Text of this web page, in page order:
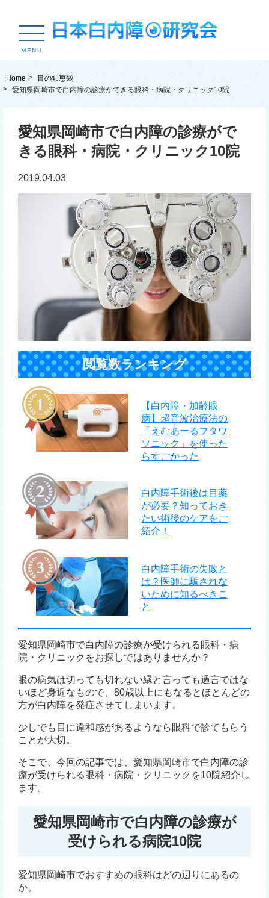
MENU
Home
目の知恵袋
愛知県岡崎市で白内障の診療ができる眼科・病院・クリニック10院
愛知県岡崎市で白内障の診療がで
きる眼科・病院・クリニック10院
2019.04.03
閲覧数ランキング
【白内障・加齢眼
病】超音波治療法の
「えむあーるフタワ
ソニック」を使った
らすごかった
白内障手術後は目薬
が必要？知っておき
たい術後のケアをご
紹介！
白内障手術の失敗と
は？医師に騙されな
いために知るべきこ
と
愛知県岡崎市で白内障の診療が受けられる眼科・病
院・クリニックをお探しではありませんか？
眼の病気は切っても切れない縁と言っても過言ではな
いほど身近なもので、80歳以上にもなるとほとんどの
方が白内障を発症させてしまいます。
少しでも目に違和感があるようなら眼科で診てもらう
ことが大切。
そこで、今回の記事では、愛知県岡崎市で白内障の診
療が受けられる眼科・病院・クリニックを10院紹介し
ます。
愛知県岡崎市で白内障の診療が
受けられる病院10院
愛知県岡崎市でおすすめの眼科はどの辺りにあるの
か。